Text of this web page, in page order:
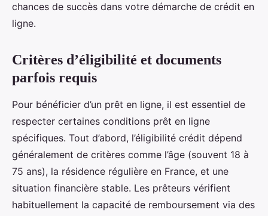
chances de succès dans votre démarche de crédit en
ligne.
Critères d’éligibilité et documents
parfois requis
Pour bénéficier d’un prêt en ligne, il est essentiel de
respecter certaines conditions prêt en ligne
spécifiques. Tout d’abord, l’éligibilité crédit dépend
généralement de critères comme l’âge (souvent 18 à
75 ans), la résidence régulière en France, et une
situation financière stable. Les prêteurs vérifient
habituellement la capacité de remboursement via des